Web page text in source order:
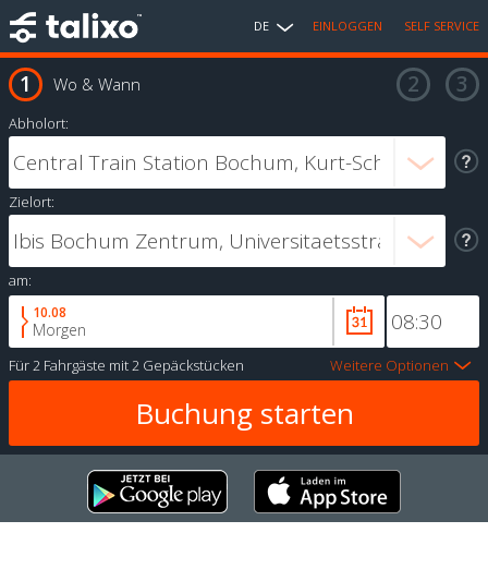
DE EINLOGGEN SELF SERVICE
Wo & Wann
Abholort:
Zielort:
am:
10.08
Morgen
Für2 Fahrgäste mit2 Gepäckstücken Weitere Optionen